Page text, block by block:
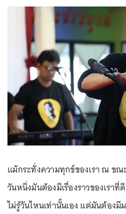
แม้กระทั่งความทุกข์ของเรา ณ ข
วันหนึ่งมันต้องมีเรื่องราวของเราที่
ไม่รู้วันไหนเท่านั้นเอง แต่มันต้อง